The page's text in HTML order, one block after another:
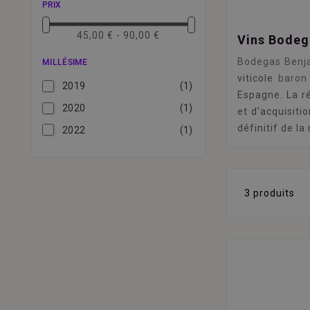
PRIX
45,00 € - 90,00 €
MILLÉSIME
2019
(1)
2020
(1)
2022
(1)
Vins
Bodegas
viticole
Espagne. La
et
définitif de la
3 produits